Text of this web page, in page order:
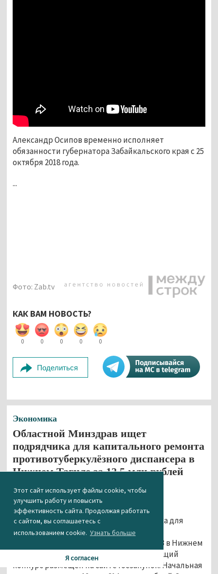
Этот сайт использует файлы cookie, чтобы
улучшить работу и повысить
эффективность сайта. Продолжая работать
с сайтом, вы соглашаетесь с
использованием cookie. Узнать больше
Я согласен
Александр Осипов временно исполняет
обязанности губернатора Забайкальского края с 25
октября 2018 года.
...
Фото: Zab.tv
КАК ВАМ НОВОСТЬ?
0 0 0 0 0
Поделиться
Экономика
Областной Минздрав ищет
подрядчика для капитального ремонта
противотуберкулёзного диспансера в
Нижнем Тагиле за 12,5 млн рублей
21.03.2019 12:01
Департамент государственных закупок
Свердловской области ищет подрядчика для
капитального ремонта помещений
противотуберкулёзного диспансера № 3 в Нижнем
Тагиле в Валегином бору. Соответствующий
конкурс размещён на сайте госзакупок. Начальная